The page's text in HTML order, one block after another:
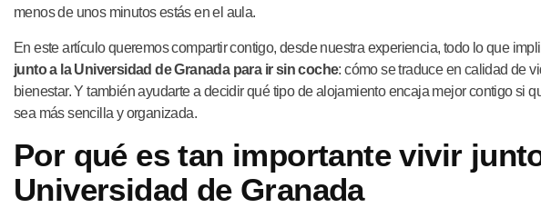
menos de unos minutos estás en el aula.
En este artículo queremos compartir contigo, desde nuestra experiencia, todo lo que
junto a la Universidad de Granada para ir sin coche: cómo se traduce en calidad de
bienestar. Y también ayudarte a decidir qué tipo de alojamiento encaja mejor contigo si
sea más sencilla y organizada.
Por qué es tan importante vivir
Universidad de Granada